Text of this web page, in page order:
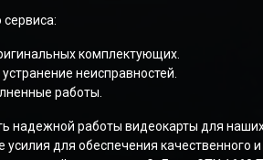
комплектующих.
неисправностей.
работы.
надежной работы видеокарты для
усилия для обеспечения качественного